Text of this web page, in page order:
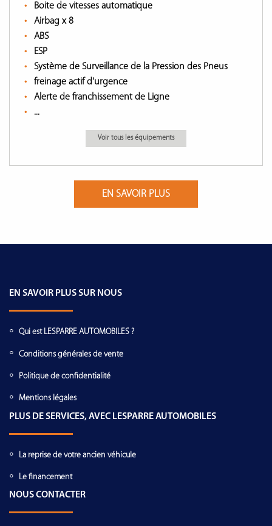
Boite de vitesses automatique
Airbag x 8
ABS
ESP
Système de Surveillance de la Pression des Pneus
freinage actif d'urgence
Alerte de franchissement de Ligne
...
Voir tous les équipements
EN SAVOIR PLUS
EN SAVOIR PLUS SUR NOUS
Qui est LESPARRE AUTOMOBILES ?
Conditions générales de vente
Politique de confidentialité
Mentions légales
PLUS DE SERVICES, AVEC LESPARRE AUTOMOBILES
La reprise de votre ancien véhicule
Le financement
NOUS CONTACTER